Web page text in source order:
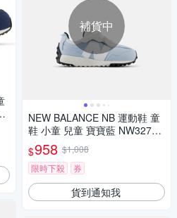
補貨中
NEW BALANCE NB 運動鞋 童
鞋 小童 兒童 寶寶藍 NW327BS
-W楦
$958 $1,008
限時下殺
券
貨到通知我